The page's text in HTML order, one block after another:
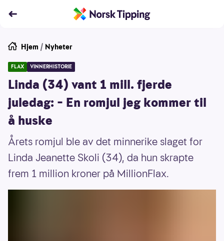
Hjem / Nyheter
FLAX VINNERHISTORIE
Linda (34) vant 1 mill. fjerde
juledag: – En romjul jeg kommer til
å huske
Årets romjul ble av det minnerike slaget for
Linda Jeanette Skoli (34), da hun skrapte
frem 1 million kroner på MillionFlax.